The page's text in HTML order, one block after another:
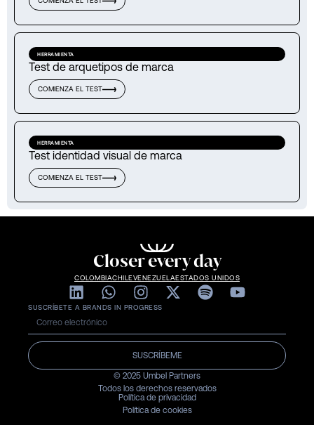
HERRAMIENTA
Test de arquetipos de marca
COMIENZA EL TEST
HERRAMIENTA
Test identidad visual de marca
COMIENZA EL TEST
Closer every day
COLOMBIACHILEVENEZUELAESTADOS UNIDOS
Política de privacidad
Política de cookies
© 2025 Umbel Partners
Todos los derechos reservados
SUSCRÍBETE A BRANDS IN PROGRESS
SUSCRÍBEME